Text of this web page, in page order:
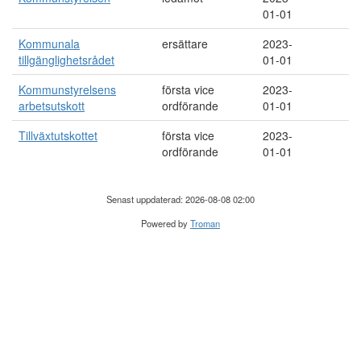
01-01
Kommunala
tillgänglighetsrådet
ersättare
2023-
01-01
Kommunstyrelsens
arbetsutskott
första vice
ordförande
2023-
01-01
Tillväxtutskottet
första vice
ordförande
2023-
01-01
Senast uppdaterad: 2026-08-08 02:00
Powered byTroman